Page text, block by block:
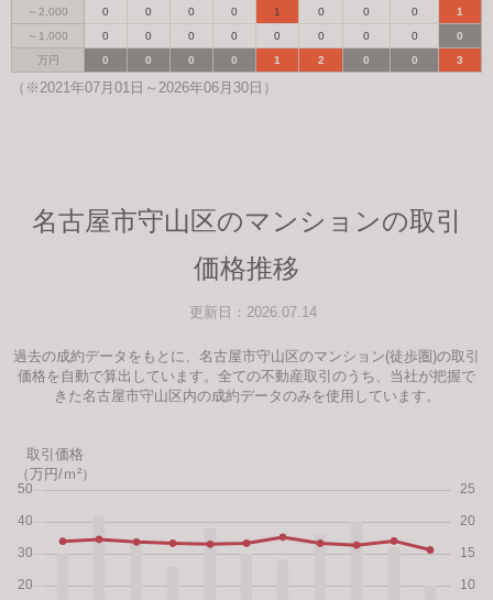
～2,000
0 0 0 0 1 0 0 0
1
～1,000
0 0 0 0 0 0 0 0
0
万円
0 0 0 0 1 2 0 0 3
（※2021年07月01日～2026年06月30日）
名古屋市守山区のマンションの取引
価格推移
更新日：2026.07.14
過去の成約データをもとに、名古屋市守山区のマンション(徒歩圏)の取引
価格を自動で算出しています。全ての不動産取引のうち、当社が把握で
きた名古屋市守山区内の成約データのみを使用しています。
取引価格
（万円/ｍ²）